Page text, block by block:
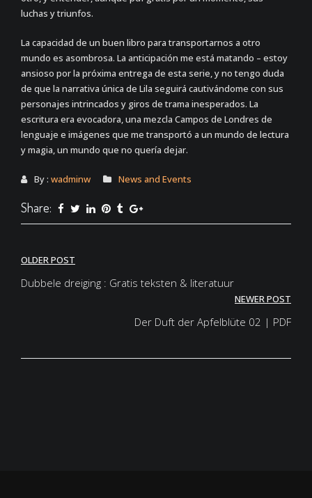
luchas y triunfos.
La capacidad de un buen libro para transportarnos a otro
mundo es asombrosa. La anticipación me está matando – estoy
ansioso por la próxima entrega de esta serie, y no tengo duda
de que la narrativa única de Lila seguirá cautivándome con sus
personajes intrincados y giros de trama inesperados. La
escritura era evocadora, una mezcla Campos de Londres de
lenguaje e imágenes que me transportó a un mundo de lectura
y magia, un mundo que no quería dejar.
By : wadminw News and Events
Share:
Post
navigation
OLDER POST
Dubbele dreiging : Gratis teksten & literatuur
NEWER POST
Der Duft der Apfelblüte 02 | PDF